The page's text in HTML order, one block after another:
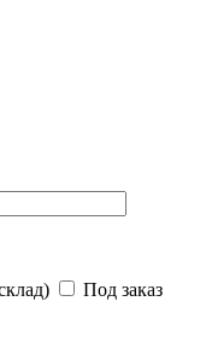
Под заказ